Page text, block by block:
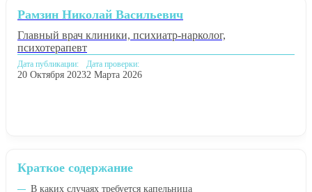
Краткое содержание
В каких случаях требуется капельница
Рамзин Николай Васильевич
Главный врач клиники, психиатр-нарколог,
психотерапевт
Дата публикации:
20 Октября 2023
Дата проверки:
2 Марта 2026